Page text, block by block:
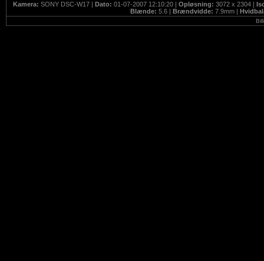
Kamera:SONY DSC-W17 |Dato:01-07-2007 12:10:20 |Opløsning:3072 x 2304 |
Blænde: 5.6 | Brændvidde: 7.9mm |